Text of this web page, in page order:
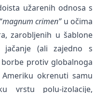
užarenih odnosa s
magnum crimen”u očima
zarobljenih u šablone
jačanje (ali zajedno s
protiv globalnoga
okrenuti samu
vrstu polu-izolacije,